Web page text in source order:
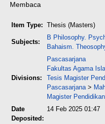
Membaca
Item Type: Thesis (Masters)
Subjects:
B Philosophy.
Bahaism.
Divisions:
Pascasarjana
Fakultas Agama
Tesis Magister
Pascasarjana>
Magister
Date
Deposited:
14 Feb 2025 01:47